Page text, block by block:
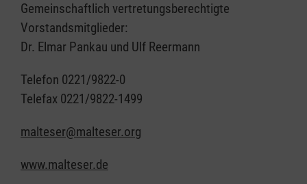
Gemeinschaftlich vertretungsberechtigte
Vorstandsmitglieder:
Dr. Elmar Pankau und Ulf Reermann
Telefon 0221/9822-0
Telefax 0221/9822-1499
malteser@malteser.org
www.malteser.de